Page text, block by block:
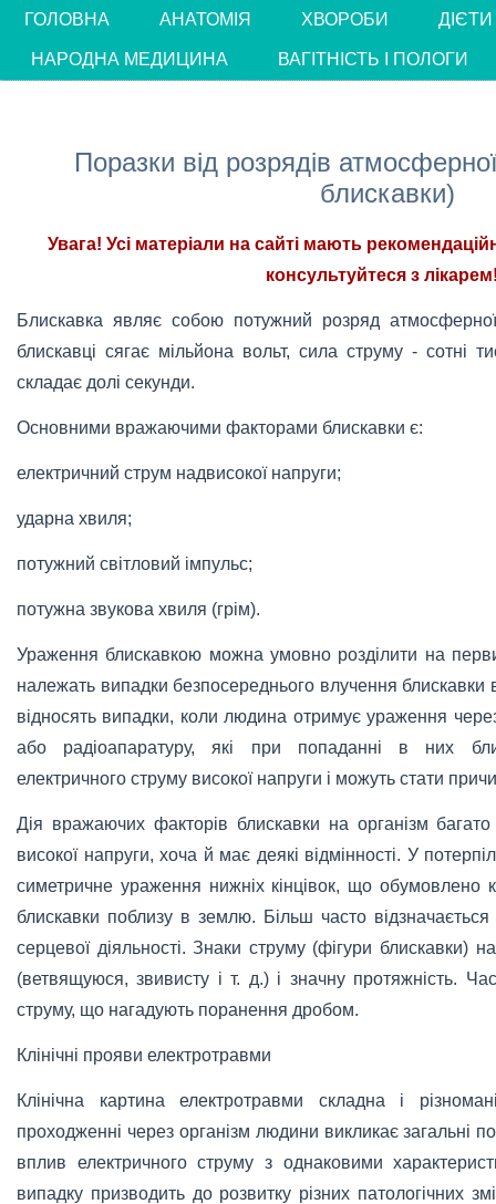
ГОЛОВНА АНАТОМІЯ ХВОРОБИ ДІЄТИ
НАРОДНА МЕДИЦИНА ВАГІТНІСТЬ І ПОЛОГИ
Поразки від розрядів
блискавки)
Увага! Усі матеріали на сайті мають
консультуйтеся з
Блискавка являє собою потужний розряд
блискавці сягає мільйона вольт, сила струму - сотні
складає долі секунди.
Основними вражаючими факторами блискавки є:
електричний струм надвисокої напруги;
ударна хвиля;
потужний світловий імпульс;
потужна звукова хвиля (грім).
Ураження блискавкою можна умовно розділити на
належать випадки безпосереднього влучення
відносять випадки, коли людина отримує ураження
або радіоапаратуру, які при попаданні в них
електричного струму високої напруги і можуть стати
Дія вражаючих факторів блискавки на організм
високої напруги, хоча й має деякі відмінності. У
симетричне ураження нижніх кінцівок, що обумовлено
блискавки поблизу в землю. Більш часто відзначається
серцевої діяльності. Знаки струму (фігури блискавки)
(ветвящуюся, звивисту і т. д.) і значну протяжність.
струму, що нагадують поранення дробом.
Клінічні прояви електротравми
Клінічна картина електротравми складна і
проходженні через організм людини викликає загальні
вплив електричного струму з однаковими
випадку призводить до розвитку різних патологічних